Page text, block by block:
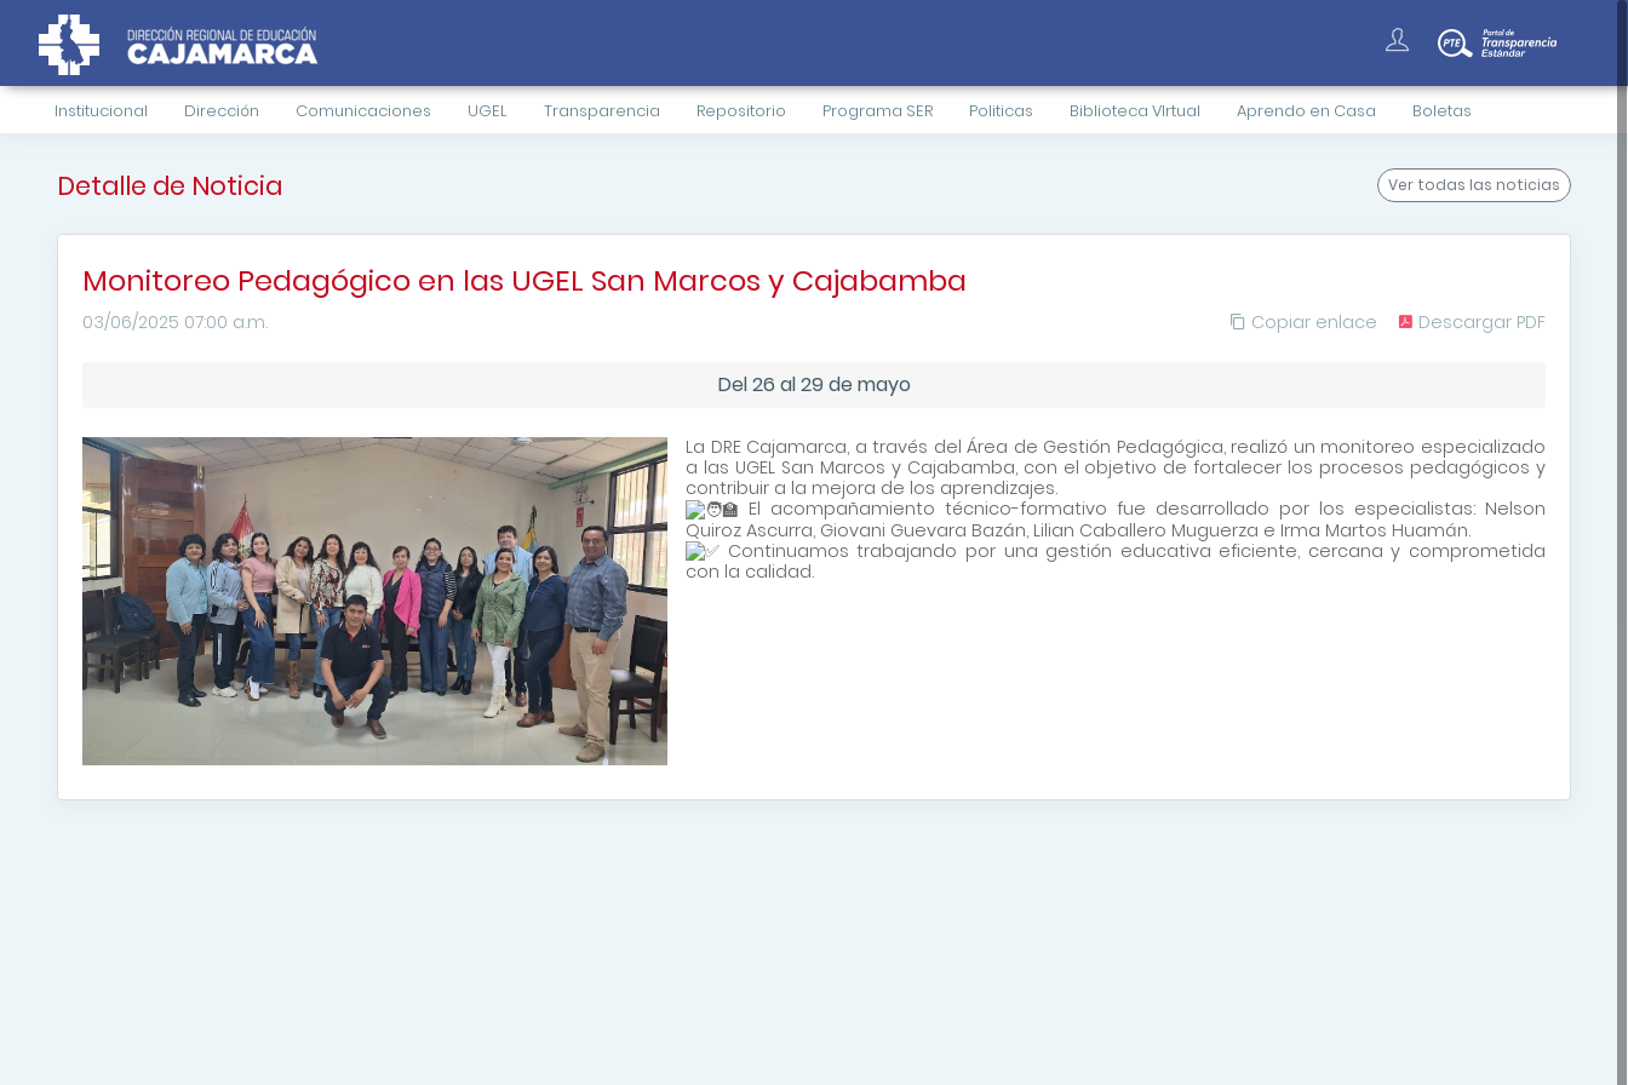
Institucional Dirección Comunicaciones UGEL Transparencia Repositorio Programa SER Politicas Biblioteca VIrtual Aprendo en Casa Boletas
Ver todas las noticias
Detalle de Noticia
Monitoreo Pedagógico en las UGEL San Marcos y Cajabamba
03/06/2025 07:00 a.m. Descargar PDF
Copiar enlace
Del 26 al 29 de mayo
La DRE Cajamarca, a través del Área de Gestión Pedagógica, realizó un monitoreo especializado
a las UGEL San Marcos y Cajabamba, con el objetivo de fortalecer los procesos pedagógicos y
contribuir a la mejora de los aprendizajes.
El acompañamiento técnico-formativo fue desarrollado por los especialistas: Nelson
Quiroz Ascurra, Giovani Guevara Bazán, Lilian Caballero Muguerza e Irma Martos Huamán.
Continuamos trabajando por una gestión educativa eficiente, cercana y comprometida
con la calidad.